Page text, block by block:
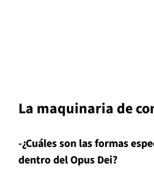
La maquinaria de
-¿Cuáles son las formas
dentro del Opus Dei?